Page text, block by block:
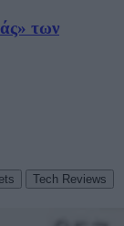
των
Tech Reviews